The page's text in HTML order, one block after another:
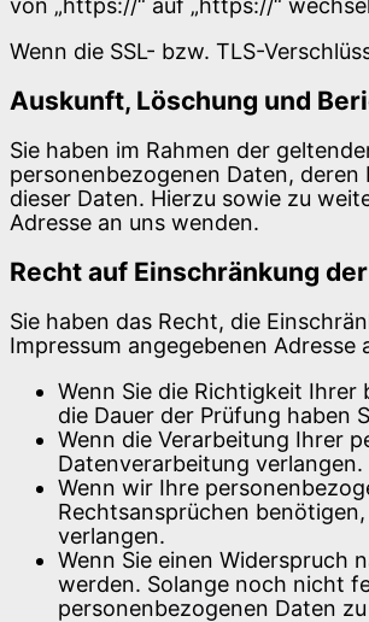
von „https://“ auf „https://“
Wenn die SSL- bzw. TLS-
Auskunft, Löschung und
Sie haben im Rahmen der
personenbezogenen Daten,
dieser Daten. Hierzu sowie zu
Adresse an uns wenden.
Recht auf Einschränkung
Sie haben das Recht, die
Impressum angegebenen
Wenn Sie die Richtigkeit
die Dauer der Prüfung haben
Wenn die Verarbeitung Ihrer
Datenverarbeitung verlangen.
Wenn wir Ihre
Rechtsansprüchen
verlangen.
Wenn Sie einen Widerspruch
werden. Solange noch nicht
personenbezogenen Daten